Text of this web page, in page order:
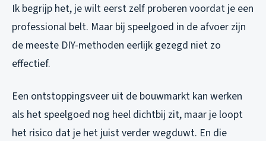
Ik begrijp het, je wilt eerst zelf proberen voordat je een
professional belt. Maar bij speelgoed in de afvoer zijn
de meeste DIY-methoden eerlijk gezegd niet zo
effectief.
Een ontstoppingsveer uit de bouwmarkt kan werken
als het speelgoed nog heel dichtbij zit, maar je loopt
het risico dat je het juist verder wegduwt. En die